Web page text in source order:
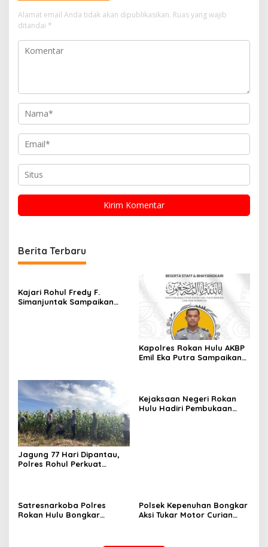
Alamat email Anda tidak akan dipublikasikan. Ruas yang wajib
ditandai *
Berita Terbaru
Kajari Rohul Fredy F.
Simanjuntak Sampaikan
Kapolres Rokan Hulu AKBP
Emil Eka Putra Sampaikan
Jagung 77 Hari Dipantau,
Polres Rohul Perkuat
Kejaksaan Negeri Rokan
Hulu Hadiri Pembukaan
Satresnarkoba Polres
Rokan Hulu Bongkar
Polsek Kepenuhan Bongkar
Aksi Tukar Motor Curian